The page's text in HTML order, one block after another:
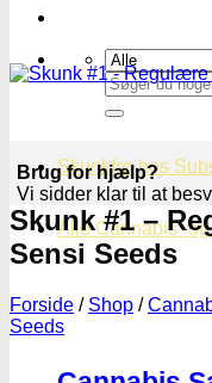
Søg
efter:
Skunkfrø hos
Alle Cannabis -
Brug for hjælp?
Vi sidder klar til at
Skunk #1 –
Sensi Seeds
Forside / Shop /
Seeds